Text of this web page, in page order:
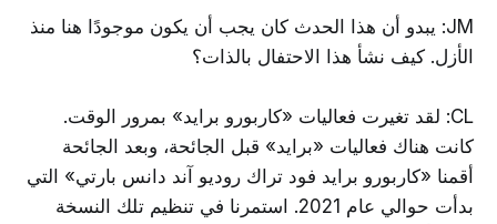
JM: يبدو أن هذا الحدث كان يجب أن يكون موجودًا هنا منذ
الأزل. كيف نشأ هذا الاحتفال بالذات؟
CL: لقد تغيرت فعاليات «كاربورو برايد» بمرور الوقت.
كانت هناك فعاليات «برايد» قبل الجائحة، وبعد الجائحة
أقمنا «كاربورو برايد فود تراك روديو آند دانس بارتي» التي
بدأت حوالي عام 2021. استمرنا في تنظيم تلك النسخة